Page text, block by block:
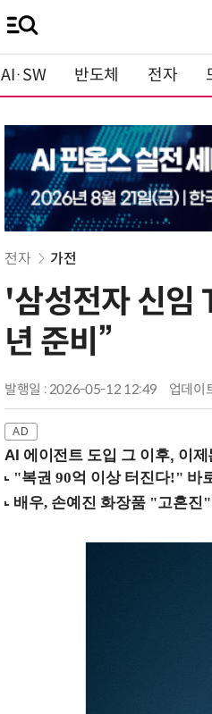
AI·SW 반도체 전자
전자 가전
'삼성전자 신임
년 준비”
발행일 : 2026-05-12 12:49 업데이
AI 에이전트 도입 그 이후, 이